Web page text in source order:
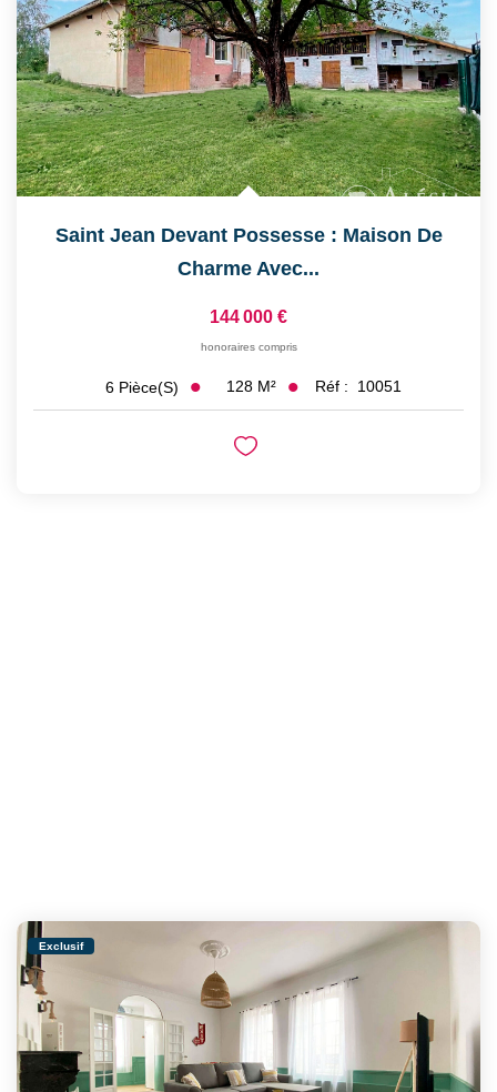
Saint Jean Devant Possesse : Maison De
Charme Avec...
144 000 €
honoraires compris
6 Pièce(s) 128 M² Réf : 10051
Exclusif